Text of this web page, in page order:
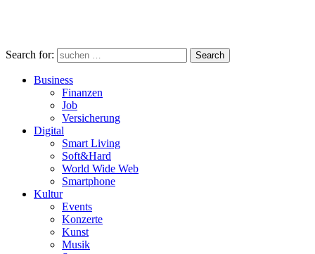
Search for: Search
Business
Finanzen
Job
Versicherung
Digital
Smart Living
Soft&Hard
World Wide Web
Smartphone
Kultur
Events
Konzerte
Kunst
Musik